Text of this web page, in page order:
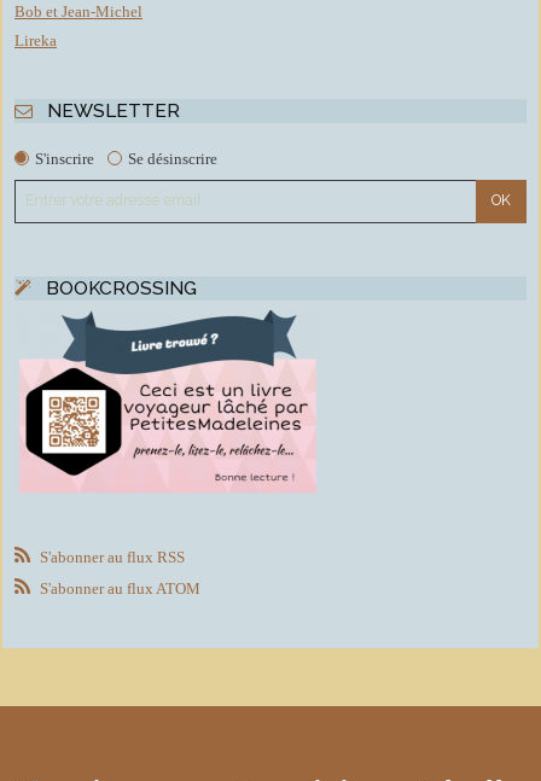
Bob et Jean-Michel
Lireka
NEWSLETTER
S'inscrire Se désinscrire
BOOKCROSSING
S'abonner au flux RSS
S'abonner au flux ATOM